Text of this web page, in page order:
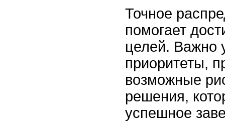
Точное
помогает
целей. Важно
приоритеты,
возможные
решения,
успешное